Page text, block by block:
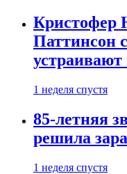
Кристофер
Паттинсон
устраивают
1 неделя спустя
85-летняя
решила
1 неделя спустя